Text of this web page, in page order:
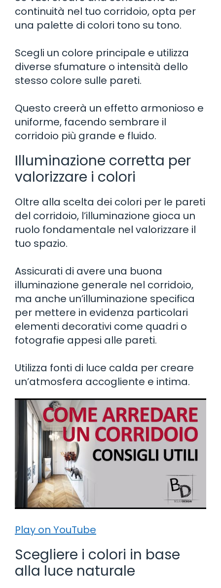
continuità nel tuo corridoio, opta per
una palette di colori tono su tono.
Scegli un colore principale e utilizza
diverse sfumature o intensità dello
stesso colore sulle pareti.
Questo creerà un effetto armonioso e
uniforme, facendo sembrare il
corridoio più grande e fluido.
Illuminazione corretta per
valorizzare i colori
Oltre alla scelta dei colori per le pareti
del corridoio, l’illuminazione gioca un
ruolo fondamentale nel valorizzare il
tuo spazio.
Assicurati di avere una buona
illuminazione generale nel corridoio,
ma anche un’illuminazione specifica
per mettere in evidenza particolari
elementi decorativi come quadri o
fotografie appesi alle pareti.
Utilizza fonti di luce calda per creare
un’atmosfera accogliente e intima.
Play on YouTube
Scegliere i colori in base
alla luce naturale